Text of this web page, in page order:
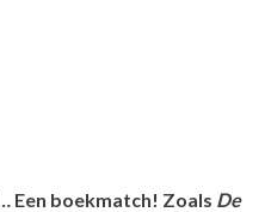
Een boekmatch! Zoals De